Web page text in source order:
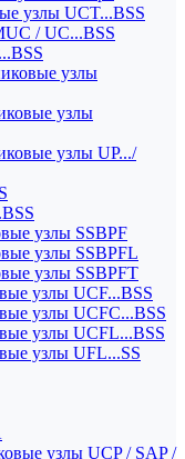
узлы UCT...BSS
/ UC...BSS
узлы
узлы
узлы UP.../
узлы SSBPF
узлы SSBPFL
узлы SSBPFT
узлы UCF...BSS
узлы UCFC...BSS
узлы UCFL...BSS
узлы UFL...SS
узлы UCP / SAP /